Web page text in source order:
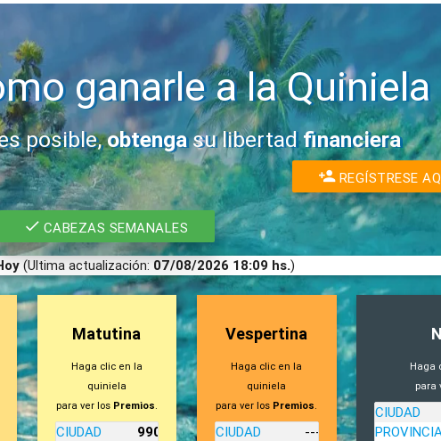
ganarle a la Quiniela
posible,obtengasu libertadfinanciera
REGÍSTRESE
CABEZAS SEMANALES
(Ultima actualización: 07/08/2026 18:09 hs.)
Matutina
Haga clic en la
quiniela
para ver los Premios.
CIUDAD
9906
Vespertina
Haga clic en la
quiniela
para ver los Premios.
CIUDAD
---
Haga
para
CIUDAD